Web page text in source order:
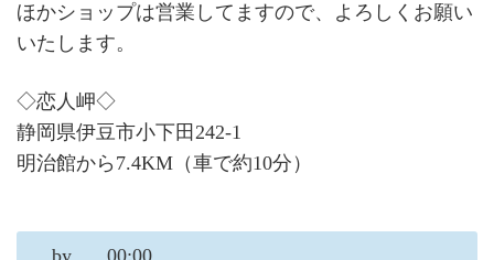
ほかショップは営業してますので、よろしくお願い
いたします。
◇恋人岬◇
静岡県伊豆市小下田242-1
明治館から7.4KM（車で約10分）